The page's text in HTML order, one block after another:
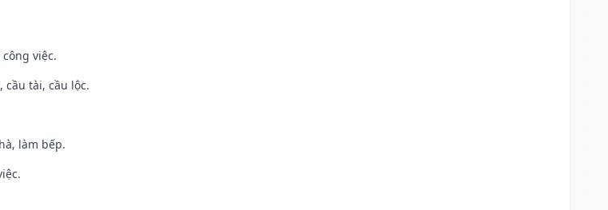
việc.
cầu tài, cầu lộc.
làm bếp.